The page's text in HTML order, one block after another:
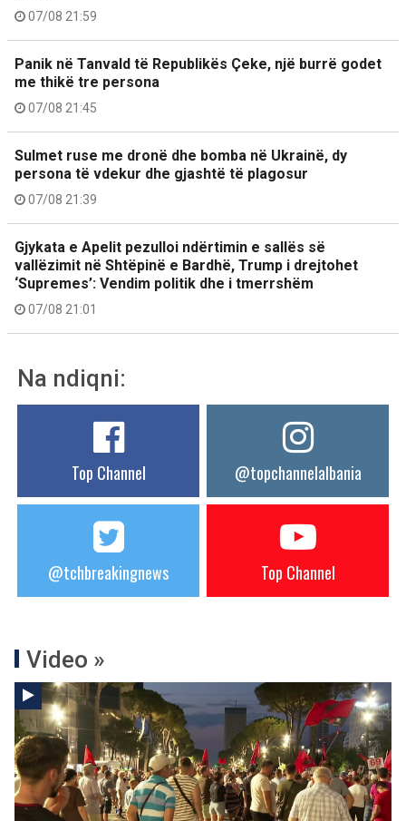
07/08 21:59
Panik në Tanvald të Republikës Çeke, një burrë godet
me thikë tre persona
07/08 21:45
Sulmet ruse me dronë dhe bomba në Ukrainë, dy
persona të vdekur dhe gjashtë të plagosur
07/08 21:39
Gjykata e Apelit pezulloi ndërtimin e sallës së
vallëzimit në Shtëpinë e Bardhë, Trump i drejtohet
‘Supremes’: Vendim politik dhe i tmerrshëm
07/08 21:01
Na ndiqni:
Top Channel @topchannelalbania
@tchbreakingnews Top Channel
Video »